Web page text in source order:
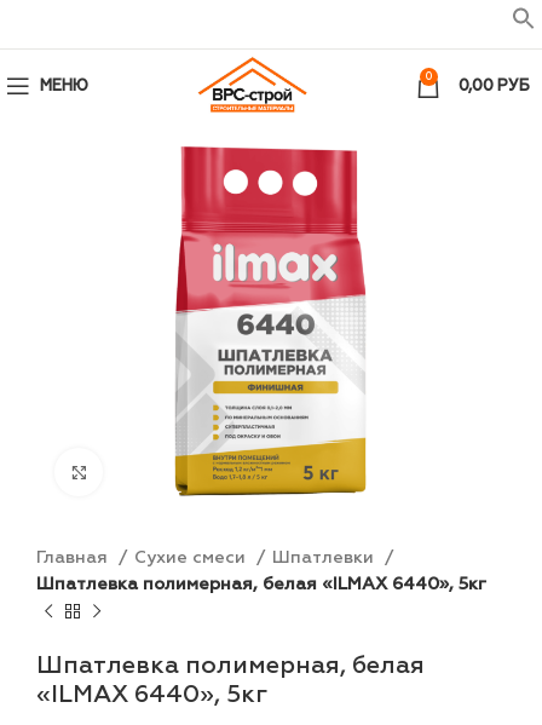
МЕНЮ
0
0,00 РУБ
Главная Сухие смеси
Шпатлевки
Шпатлевка полимерная, белая «ILMAX 6440», 5кг
Шпатлевка полимерная, белая
«ILMAX 6440», 5кг